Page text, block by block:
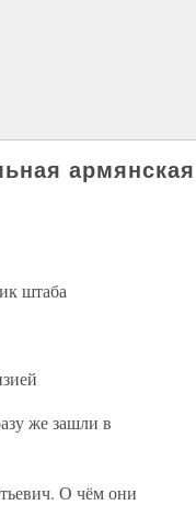
армянская
штаба
же зашли в
О чём они